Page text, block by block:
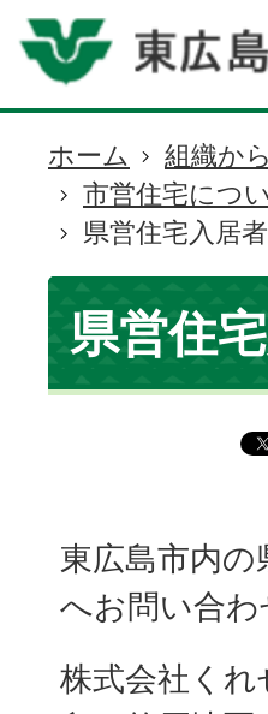
現
在
の
位
置
ホーム 組織か
市営住宅につ
県営住宅入居
県営住
東広島市内
へお問い合わ
株式会社くれ